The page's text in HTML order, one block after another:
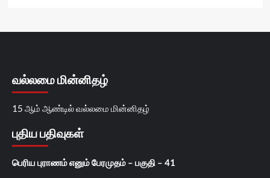
வல்லமை மின்னிதழ்
15 ஆம் ஆண்டில் வல்லமை மின்னிதழ்
புதிய பதிவுகள்
பெரிய புராணம் எனும் பேரமுதம் – பகுதி – 41